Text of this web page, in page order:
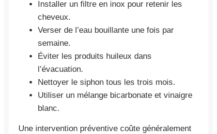
Installer un filtre en inox pour retenir les
cheveux.
Verser de l’eau bouillante une fois par
semaine.
Éviter les produits huileux dans
l’évacuation.
Nettoyer le siphon tous les trois mois.
Utiliser un mélange bicarbonate et vinaigre
blanc.
Une intervention préventive coûte généralement